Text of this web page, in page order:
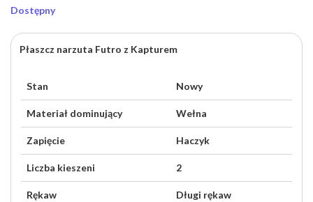
Dostępny
Płaszcz narzuta Futro z Kapturem
Stan Nowy
Materiał dominujący Wełna
Zapięcie Haczyk
Liczba kieszeni 2
Rękaw Długi rękaw